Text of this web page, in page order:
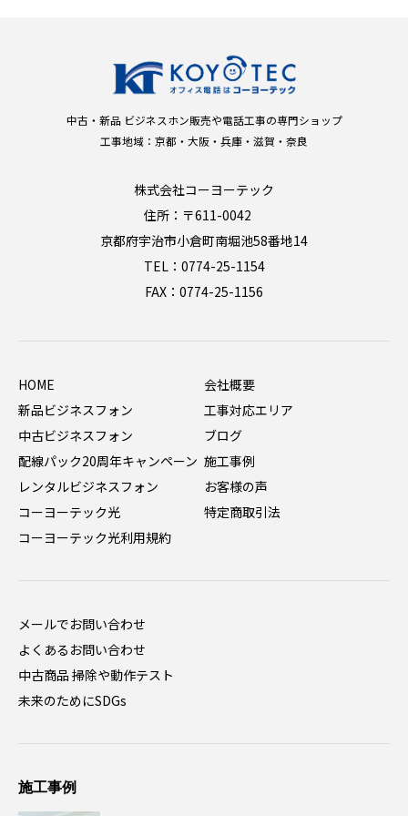
中古・新品 ビジネスホン販売や電話工事の専門ショップ
工事地域：京都・大阪・兵庫・滋賀・奈良
株式会社コーヨーテック
住所：〒611-0042
京都府宇治市小倉町南堀池58番地14
TEL：0774-25-1154
FAX：0774-25-1156
HOME
新品ビジネスフォン
中古ビジネスフォン
配線パック20周年キャンペーン
レンタルビジネスフォン
コーヨーテック光
コーヨーテック光利用規約
会社概要
工事対応エリア
ブログ
施工事例
お客様の声
特定商取引法
メールでお問い合わせ
よくあるお問い合わせ
中古商品 掃除や動作テスト
未来のためにSDGs
施工事例